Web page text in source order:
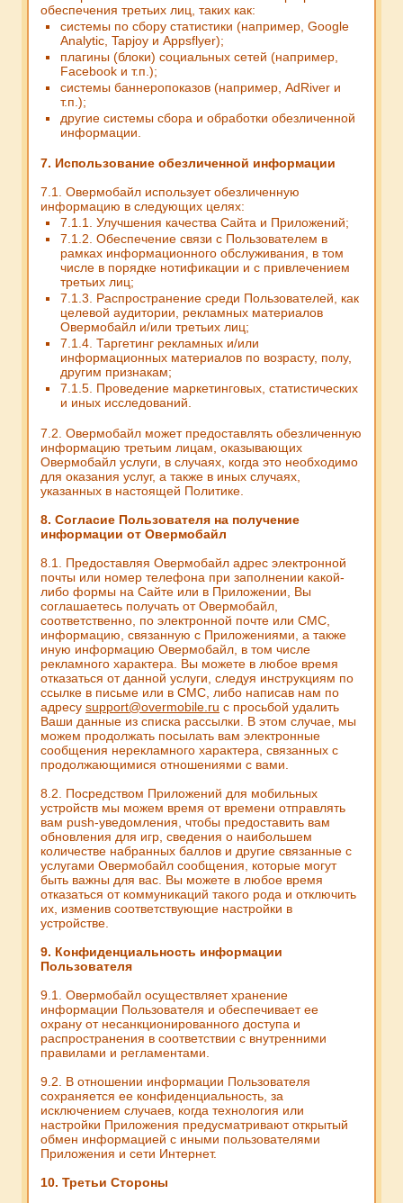
обеспечения третьих лиц, таких как:
системы по сбору статистики (например, Google
Analytic, Tapjoy и Appsflyer);
плагины (блоки) социальных сетей (например,
Facebook и т.п.);
системы баннеропоказов (например, AdRiver и
т.п.);
другие системы сбора и обработки обезличенной
информации.
7. Использование обезличенной информации
7.1. Овермобайл использует обезличенную
информацию в следующих целях:
7.1.1. Улучшения качества Сайта и Приложений;
7.1.2. Обеспечение связи с Пользователем в
рамках информационного обслуживания, в том
числе в порядке нотификации и с привлечением
третьих лиц;
7.1.3. Распространение среди Пользователей, как
целевой аудитории, рекламных материалов
Овермобайл и/или третьих лиц;
7.1.4. Таргетинг рекламных и/или
информационных материалов по возрасту, полу,
другим признакам;
7.1.5. Проведение маркетинговых, статистических
и иных исследований.
7.2. Овермобайл может предоставлять обезличенную
информацию третьим лицам, оказывающих
Овермобайл услуги, в случаях, когда это необходимо
для оказания услуг, а также в иных случаях,
указанных в настоящей Политике.
8. Согласие Пользователя на получение
информации от Овермобайл
8.1. Предоставляя Овермобайл адрес электронной
почты или номер телефона при заполнении какой-
либо формы на Сайте или в Приложении, Вы
соглашаетесь получать от Овермобайл,
соответственно, по электронной почте или СМС,
информацию, связанную с Приложениями, а также
иную информацию Овермобайл, в том числе
рекламного характера. Вы можете в любое время
отказаться от данной услуги, следуя инструкциям по
ссылке в письме или в СМС, либо написав нам по
адресу support@overmobile.ru с просьбой удалить
Ваши данные из списка рассылки. В этом случае, мы
можем продолжать посылать вам электронные
сообщения нерекламного характера, связанных с
продолжающимися отношениями с вами.
8.2. Посредством Приложений для мобильных
устройств мы можем время от времени отправлять
вам push-уведомления, чтобы предоставить вам
обновления для игр, сведения о наибольшем
количестве набранных баллов и другие связанные с
услугами Овермобайл сообщения, которые могут
быть важны для вас. Вы можете в любое время
отказаться от коммуникаций такого рода и отключить
их, изменив соответствующие настройки в
устройстве.
9. Конфиденциальность информации
Пользователя
9.1. Овермобайл осуществляет хранение
информации Пользователя и обеспечивает ее
охрану от несанкционированного доступа и
распространения в соответствии с внутренними
правилами и регламентами.
9.2. В отношении информации Пользователя
сохраняется ее конфиденциальность, за
исключением случаев, когда технология или
настройки Приложения предусматривают открытый
обмен информацией с иными пользователями
Приложения и сети Интернет.
10. Третьи Стороны